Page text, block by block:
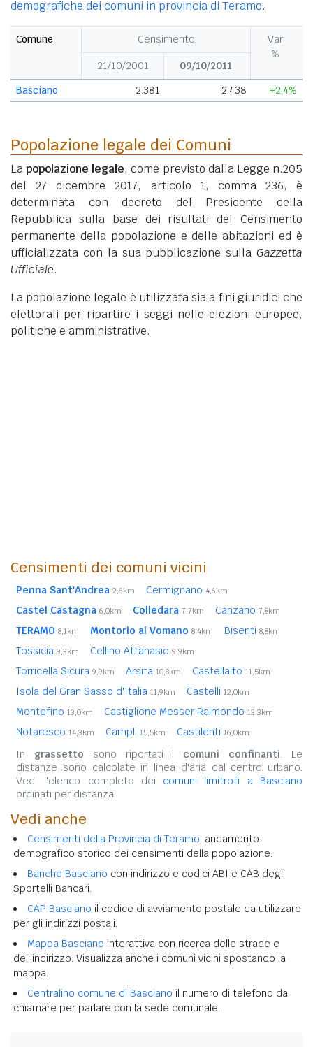
demografiche dei comuni in provincia di Teramo.
Comune Censimento
Var
%
21/10/2001
09/10/2011
Basciano
2.381 2.438 +2,4%
Popolazione legale dei Comuni
Lapopolazione legale, come previsto dalla Legge n.205
del 27 dicembre 2017, articolo 1, comma 236, è
determinata con decreto del Presidente della
Repubblica sulla base dei risultati del Censimento
permanente della popolazione e delle abitazioni ed è
ufficializzata con la sua pubblicazione sulla Gazzetta
Ufficiale.
La popolazione legale è utilizzata sia a fini giuridici che
elettorali per ripartire i seggi nelle elezioni europee,
politiche e amministrative.
Censimenti dei comuni vicini
Penna Sant'Andrea 2,6km Cermignano 4,6km
Castel Castagna 6,0km Colledara 7,7km Canzano 7,8km
TERAMO 8,1km Montorio al Vomano 8,4km Bisenti 8,8km
Tossicia 9,3km Cellino Attanasio 9,9km
Torricella Sicura 9,9km Arsita 10,8km Castellalto 11,5km
Isola del Gran Sasso d'Italia 11,9km Castelli 12,0km
Montefino 13,0km Castiglione Messer Raimondo 13,3km
Notaresco 14,3km Campli 15,5km Castilenti 16,0km
In grassetto sono riportati i comuni confinanti. Le
distanze sono calcolate in linea d'aria dal centro urbano.
Vedi l'elenco completo dei comuni limitrofi a Basciano
ordinati per distanza.
Vedi anche
Censimenti della Provincia di Teramo, andamento
demografico storico dei censimenti della popolazione.
Banche Basciano con indirizzo e codici ABI e CAB degli
Sportelli Bancari.
CAP Basciano il codice di avviamento postale da utilizzare
per gli indirizzi postali.
Mappa Basciano interattiva con ricerca delle strade e
dell'indirizzo. Visualizza anche i comuni vicini spostando la
mappa.
Centralino comune di Basciano il numero di telefono da
chiamare per parlare con la sede comunale.